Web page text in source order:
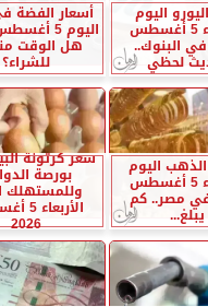
اليوم
الأربعاء 5 أغسطس
2026 في البنوك..
لحظي
أسعار الفضة
هل الوقت
للشراء؟
اليوم
الأربعاء 5 أغسطس
في مصر.. كم
يبلغ...
سعر كرتونة
بورصة
وللمستهلك
2026